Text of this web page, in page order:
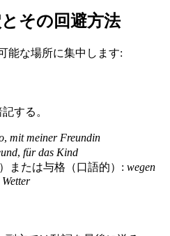
その回避方法
能な場所に集中します:
する。
, mit meiner Freundin
, für das Kind
または与格（口語的）: wegen